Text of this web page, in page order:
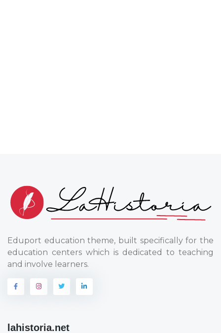
Eduport education theme, built specifically for the
education centers which is dedicated to teaching
and involve learners.
lahistoria.net